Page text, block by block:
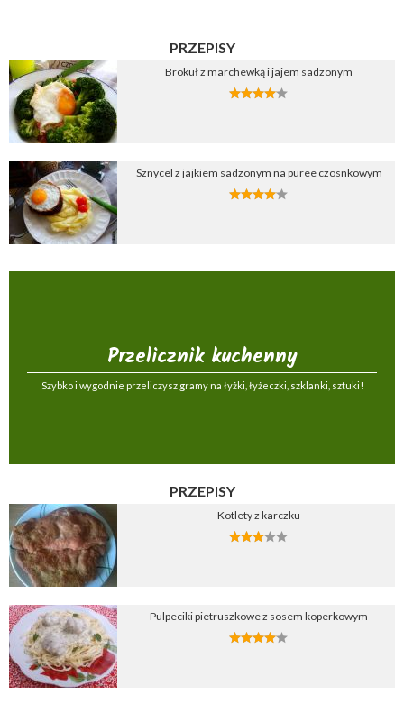
PRZEPISY
Brokuł z marchewką i jajem sadzonym
Sznycel z jajkiem sadzonym na puree czosnkowym
Przelicznik kuchenny
Szybko i wygodnie przeliczysz gramy na łyżki, łyżeczki, szklanki, sztuki!
PRZEPISY
Kotlety z karczku
Pulpeciki pietruszkowe z sosem koperkowym